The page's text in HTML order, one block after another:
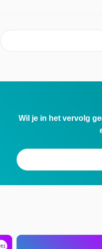
Wil je in het vervolg